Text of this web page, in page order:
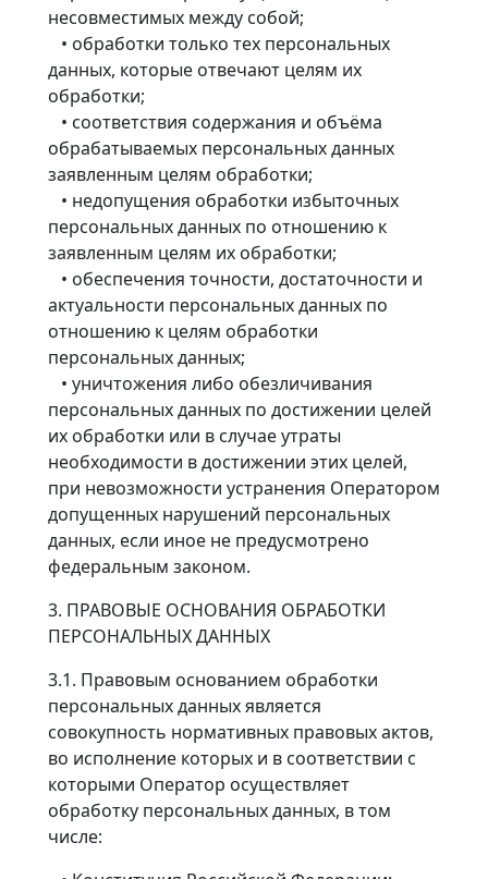
несовместимых между собой;
• обработки только тех персональных
данных, которые отвечают целям их
обработки;
• соответствия содержания и объёма
обрабатываемых персональных данных
заявленным целям обработки;
• недопущения обработки избыточных
персональных данных по отношению к
заявленным целям их обработки;
• обеспечения точности, достаточности и
актуальности персональных данных по
отношению к целям обработки
персональных данных;
• уничтожения либо обезличивания
персональных данных по достижении целей
их обработки или в случае утраты
необходимости в достижении этих целей,
при невозможности устранения Оператором
допущенных нарушений персональных
данных, если иное не предусмотрено
федеральным законом.
3. ПРАВОВЫЕ ОСНОВАНИЯ ОБРАБОТКИ
ПЕРСОНАЛЬНЫХ ДАННЫХ
3.1. Правовым основанием обработки
персональных данных является
совокупность нормативных правовых актов,
во исполнение которых и в соответствии с
которыми Оператор осуществляет
обработку персональных данных, в том
числе: